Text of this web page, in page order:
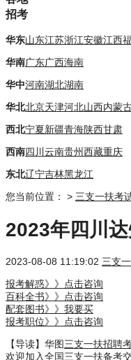
招考
华东山东江苏浙江安徽江西
华南广东广西海南
华中河南湖北湖南
华北北京天津河北山西内蒙
西北宁夏新疆青海陕西甘肃
西南四川 云南贵州西藏重庆
东北辽宁吉林黑龙江
您当前位置：
> 三支一扶考
2023年四川
2023-08-08 11:19:02 三支
报考解惑》》点击咨询
百科全书》》点击咨询
配套图书》》我要买
报考职位》》点击咨询
【导读】华图三支一扶招聘
欢迎加入全国三支一扶备考